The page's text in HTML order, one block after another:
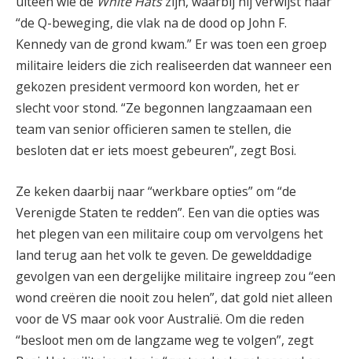
“de Q-beweging, die vlak na de dood op John F.
Kennedy van de grond kwam.” Er was toen een groep
militaire leiders die zich realiseerden dat wanneer een
gekozen president vermoord kon worden, het er
slecht voor stond. “Ze begonnen langzaamaan een
team van senior officieren samen te stellen, die
besloten dat er iets moest gebeuren”, zegt Bosi.
Ze keken daarbij naar “werkbare opties” om “de
Verenigde Staten te redden”. Een van die opties was
het plegen van een militaire coup om vervolgens het
land terug aan het volk te geven. De gewelddadige
gevolgen van een dergelijke militaire ingreep zou “een
wond creëren die nooit zou helen”, dat gold niet alleen
voor de VS maar ook voor Australië. Om die reden
“besloot men om de langzame weg te volgen”, zegt